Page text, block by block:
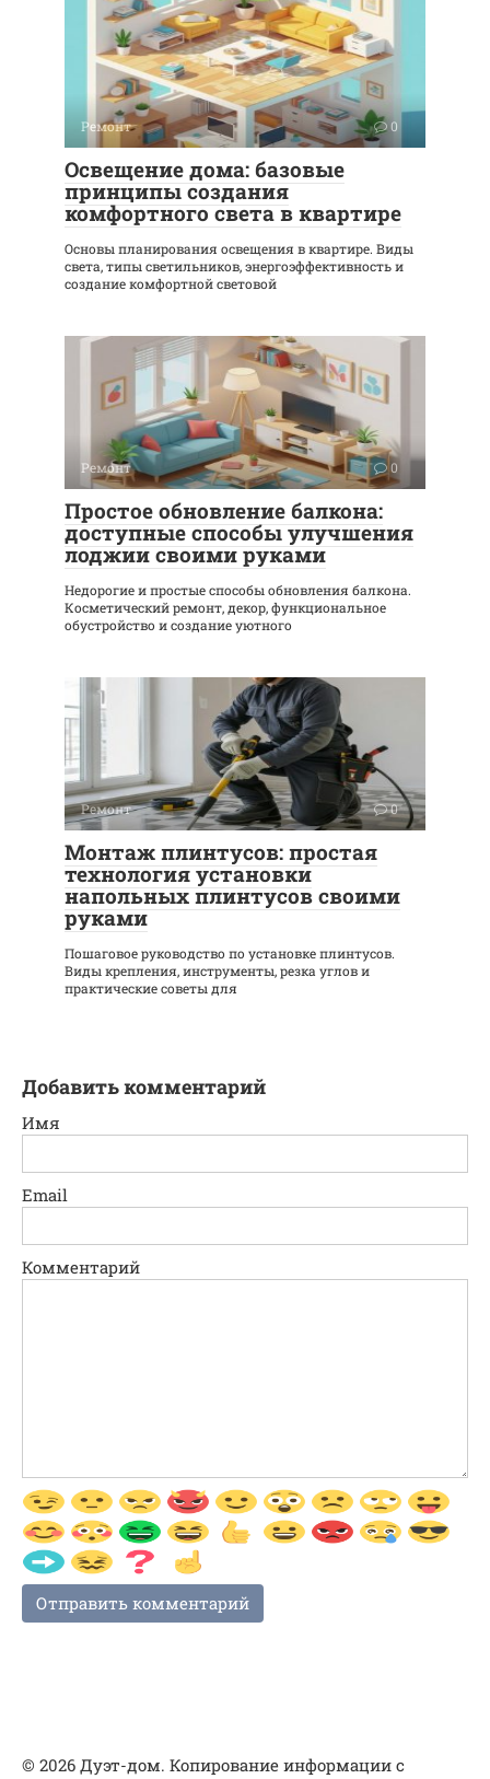
Ремонт 0
Освещение дома: базовые
принципы создания
комфортного света в квартире
Основы планирования освещения в квартире. Виды
света, типы светильников, энергоэффективность и
создание комфортной световой
Ремонт 0
Простое обновление балкона:
доступные способы улучшения
лоджии своими руками
Недорогие и простые способы обновления балкона.
Косметический ремонт, декор, функциональное
обустройство и создание уютного
Ремонт 0
Монтаж плинтусов: простая
технология установки
напольных плинтусов своими
руками
Пошаговое руководство по установке плинтусов.
Виды крепления, инструменты, резка углов и
практические советы для
Добавить комментарий
Имя
Email
Комментарий
© 2026 Дуэт-дом. Копирование информации с